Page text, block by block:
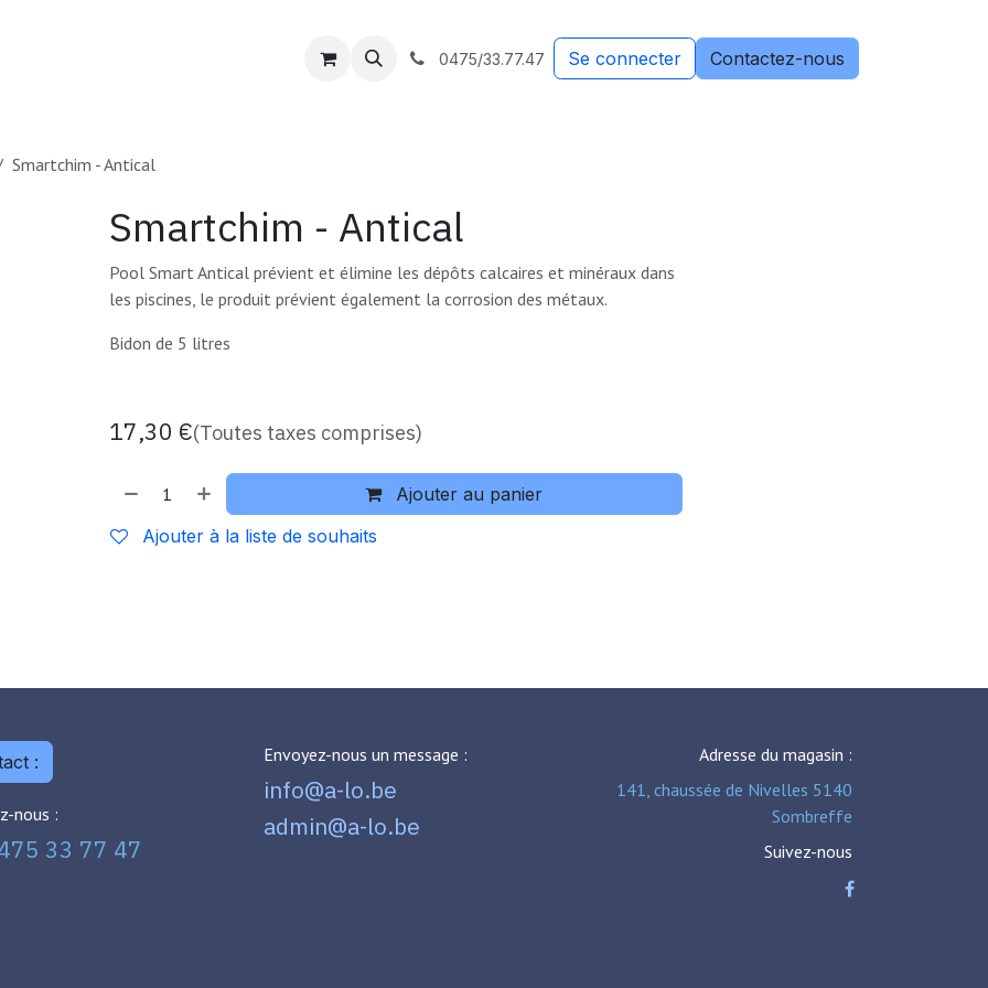
Contactez-nous 0475/33.77.47 Se connecter Contactez-nous
Smartchim - Antical
Smartchim - Antical
Pool Smart Antical prévient et élimine les dépôts calcaires et minéraux dans
les piscines, le produit prévient également la corrosion des métaux.
Bidon de 5 litres
17,30 €(Toutes taxes comprises)
Ajouter au panier
Ajouter à la liste de souhaits
:
nous :
33 77 47
Envoyez-nous un message :
info@a-lo.be
admin@a-lo.be
Adresse du magasin :
141, chaussée de Nivelles 5140
Sombreffe
Suivez-nous